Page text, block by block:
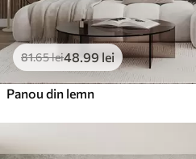
81.65lei48.99 lei
Panou din lemn